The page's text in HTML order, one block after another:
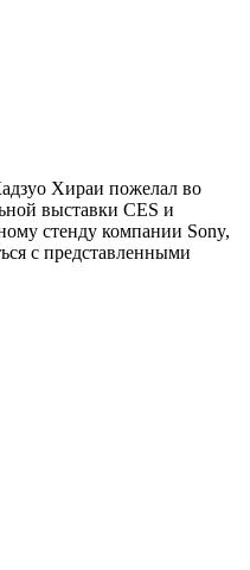
Хираи пожелал во
выставки CES и
стенду компании Sony,
с представленными